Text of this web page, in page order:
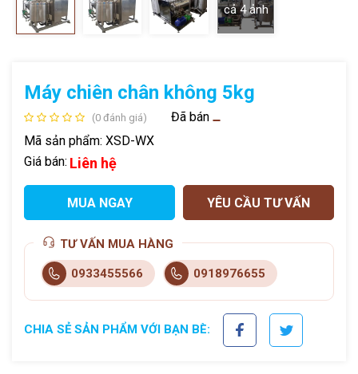
cả4 ảnh
Máy chiên chân không 5kg
(0 đánh giá)
Đã bán
Mã sản phẩm: XSD-WX
Giá bán: Liên hệ
MUA NGAY YÊU CẦU TƯ VẤN
TƯ VẤN MUA HÀNG
0933455566 0918976655
CHIA SẺ SẢN PHẨM VỚI BẠN BÈ: